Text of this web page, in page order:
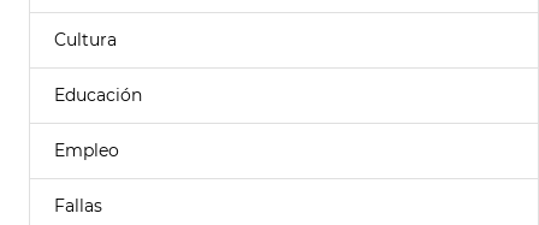
Cultura
Educación
Empleo
Fallas